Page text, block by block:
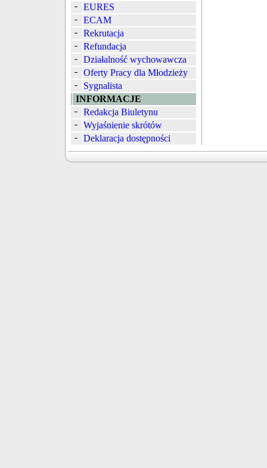
EURES
ECAM
Rekrutacja
Refundacja
Działalność wychowawcza
Oferty Pracy dla Młodzieży
Sygnalista
INFORMACJE
Redakcja Biuletynu
Wyjaśnienie skrótów
Deklaracja dostępności